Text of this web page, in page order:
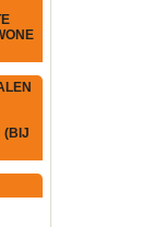
(BIJ